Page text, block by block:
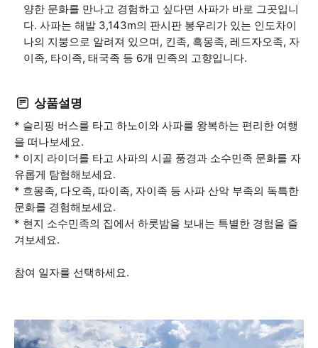
양한 문화를 만나고 경험하고 싶다면 사파가 바로 그곳입니
다. 사파는 해발 3,143m의 판시판 봉우리가 있는 인도차이
나의 지붕으로 알려져 있으며, 킨족, 흑몽족, 레드자오족, 자
이족, 타이족, 태국족 등 6개 민족의 고향입니다.
상품설명
* 슬리핑 버스를 타고 하노이와 사파를 왕복하는 편리한 여행
을 떠나보세요.
* 이지 라이더를 타고 사파의 시골 풍경과 소수민족 문화를 자
유롭게 탐험해보세요.
* 흐몽족, 다오족, 따이족, 자이족 등 사파 산악 부족의 독특한
문화를 경험해보세요.
* 현지 소수민족의 집에서 하룻밤을 보내는 특별한 경험을 즐
겨보세요.
참여 일자를 선택하세요.